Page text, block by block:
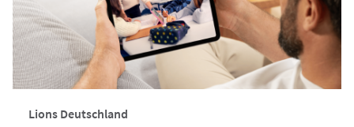
Lions Deutschland